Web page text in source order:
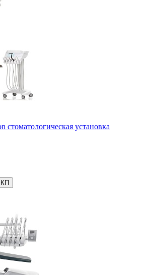
стоматологическая установка